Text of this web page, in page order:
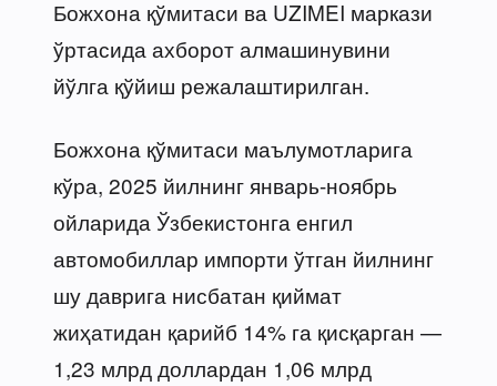
Божхона қўмитаси ва UZIMEI маркази
ўртасида ахборот алмашинувини
йўлга қўйиш режалаштирилган.
Божхона қўмитаси маълумотларига
кўра, 2025 йилнинг январь-ноябрь
ойларида Ўзбекистонга енгил
автомобиллар импорти ўтган йилнинг
шу даврига нисбатан қиймат
жиҳатидан қарийб 14% га қисқарган —
1,23 млрд доллардан 1,06 млрд